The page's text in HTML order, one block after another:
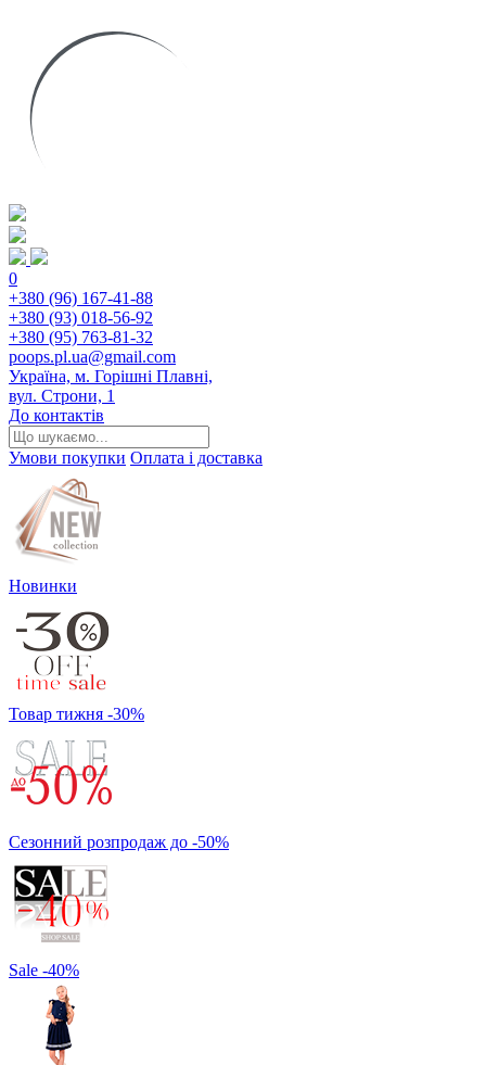
0
+380 (96) 167-41-88
+380 (93) 018-56-92
+380 (95) 763-81-32
poops.pl.ua@gmail.com
Україна, м. Горішні Плавні,
вул. Строни, 1
До контактів
Умови покупки Оплата і доставка
Новинки
Товар тижня -30%
Сезонний розпродаж до -50%
Sale -40%